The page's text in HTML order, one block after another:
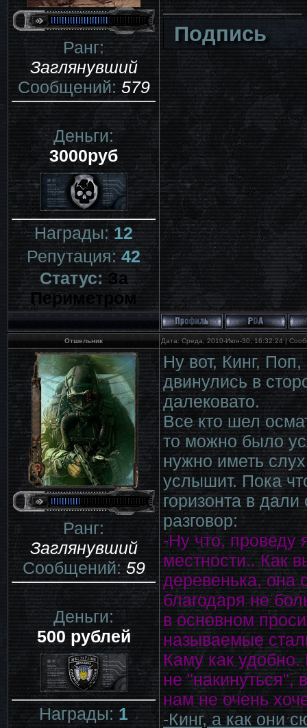
Ранг:
Заглянувший
Сообщений:579
Деньги:
3000руб
Награды:12
Репутация:42
Статус:За
Периметром
Подпись
Отшельник Дата: Среда, 2010-Июн-30, 16:32:24 |
Ранг:
Заглянувший
Сообщений:59
Деньги:
500 рублей
Награды:1
Ну вот, Кинг,
двинулись в
далековато.
Все кто шел
то можно было
нужно иметь
услышит. Пока
горизонта в
разговор:
-Ну что, проведу
местности.. Как
деревенька, она
благодаря не
в основном
называемые
Каму как удобно.
не "накинуться",
нам не очень
-Кинг, а как они